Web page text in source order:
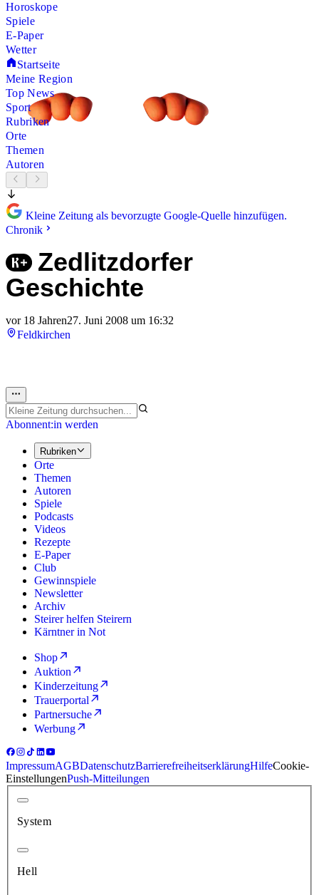
Horoskope
Spiele
E-Paper
Wetter
Startseite
Meine Region
Top News
Sport
Rubriken
Orte
Themen
Autoren
Kleine Zeitung als bevorzugte Google-Quelle hinzufügen.
Chronik
Zedlitzdorfer
Geschichte
vor 18 Jahren27. Juni 2008 um 16:32
Feldkirchen
Abonnent:in werden
Rubriken
Orte
Themen
Autoren
Spiele
Podcasts
Videos
Rezepte
E-Paper
Club
Gewinnspiele
Newsletter
Archiv
Steirer helfen Steirern
Kärntner in Not
Shop
Auktion
Kinderzeitung
Trauerportal
Partnersuche
Werbung
ImpressumAGBDatenschutzBarrierefreiheitserklärungHilfeCookie-
EinstellungenPush-Mitteilungen
System
Hell